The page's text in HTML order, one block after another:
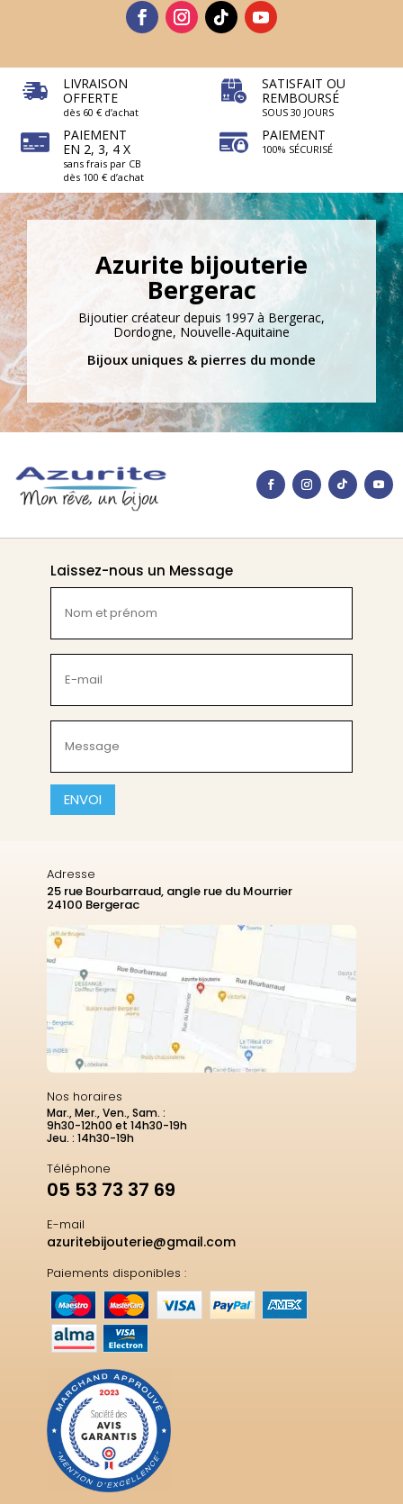
LIVRAISON
OFFERTE
dès 60 € d’achat
PAIEMENT
EN 2, 3, 4 X
sans frais par CB
dès 100 € d’achat
SATISFAIT OU
REMBOURSÉ
SOUS 30 JOURS
PAIEMENT
100% SÉCURISÉ
Azurite bijouterie
Bergerac
Bijoutier créateur depuis 1997 à Bergerac,
Dordogne, Nouvelle-Aquitaine
Bijoux uniques & pierres du monde
Laissez-nous un Message
et
prénom
(Nécessaire)
mail
(Nécessaire)
(Nécessaire)
CAPTCHA
Adresse
25 rue Bourbarraud, angle rue du Mourrier
24100 Bergerac
Nos horaires
Mar., Mer., Ven., Sam. :
9h30-12h00 et 14h30-19h
Jeu. : 14h30-19h
Téléphone
05 53 73 37 69
E-mail
azuritebijouterie@gmail.com
Paiements disponibles :